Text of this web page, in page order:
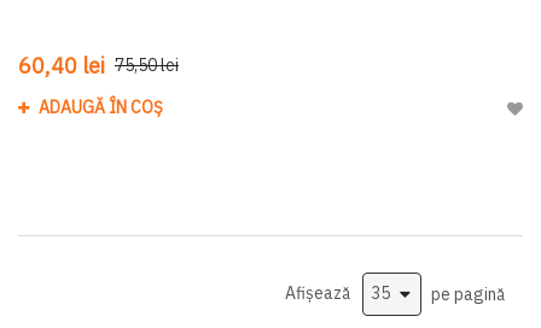
60,40 lei 75,50 lei
ADAUGĂ ÎN COȘ
Afișează pe pagină